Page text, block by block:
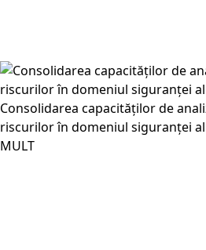
Consolidarea capacităților de
riscurilor în domeniul siguranței
MULT